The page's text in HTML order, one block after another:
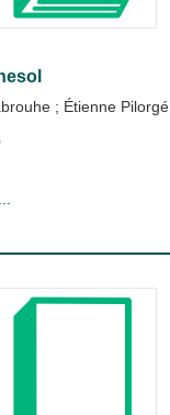
; Étienne Pilorgé